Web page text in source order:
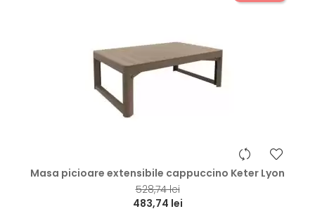
Masa picioare extensibile cappuccino Keter Lyon
528,74 lei
483,74 lei